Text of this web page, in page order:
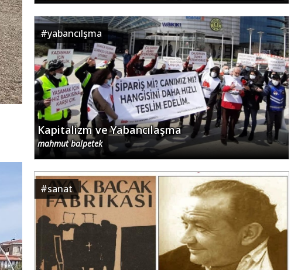
#yabancılşma
Kapitalizm ve Yabancılaşma
mahmut balpetek
#sanat